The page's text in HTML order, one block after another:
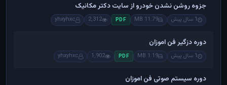
جزوه روشن نشدن خودرو از سایت دکتر مکانیک
1 سال پیش 11.79 MB
PDF
2,312
yhxyhxc
دوره دزگیر فن اموزان
1 سال پیش 1.19 MB
PDF
1,902
yhxyhxc
دوره سیستم صوتی فن اموزان